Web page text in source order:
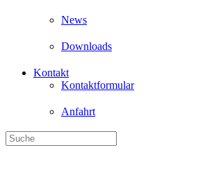
News
Downloads
Kontakt
Kontaktformular
Anfahrt